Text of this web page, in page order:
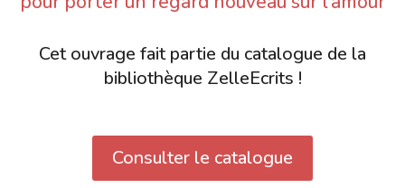
Cet ouvrage fait partie du catalogue de la
bibliothèque ZelleEcrits !
Consulter le catalogue